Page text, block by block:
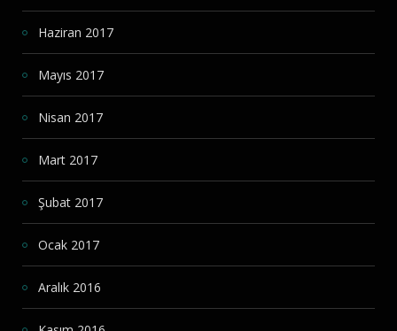
Haziran 2017
Mayıs 2017
Nisan 2017
Mart 2017
Şubat 2017
Ocak 2017
Aralık 2016